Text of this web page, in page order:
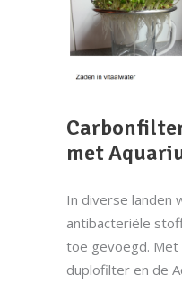
met
In diverse landen
antibacteriële
toe gevoegd. Met
duplofilter en de